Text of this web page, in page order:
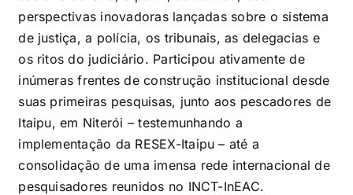
perspectivas inovadoras lançadas sobre o sistema
de justiça, a polícia, os tribunais, as delegacias e
os ritos do judiciário. Participou ativamente de
inúmeras frentes de construção institucional desde
suas primeiras pesquisas, junto aos pescadores de
Itaipu, em Niterói – testemunhando a
implementação da RESEX-Itaipu – até a
consolidação de uma imensa rede internacional de
pesquisadores reunidos no INCT-InEAC.